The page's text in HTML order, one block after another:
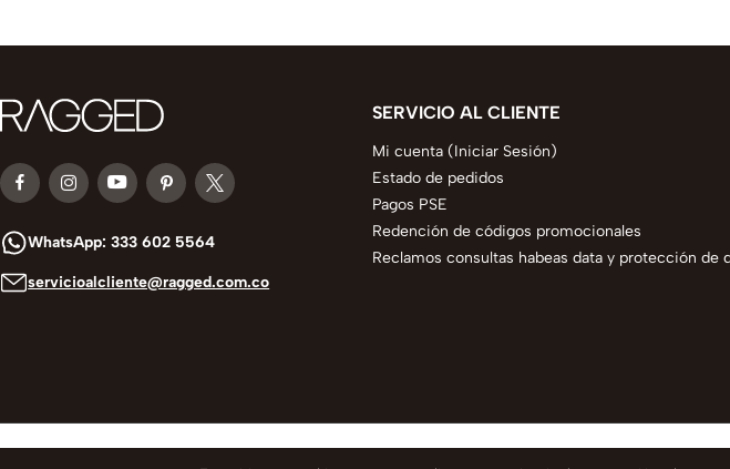
WhatsApp: 333 602 5564
servicioalcliente@ragged.com.co
SERVICIO AL CLIENTE
Mi cuenta (Iniciar Sesión)
Estado de pedidos
Pagos PSE
Redención de códigos promocionales
Reclamos consultas habeas data y protección de